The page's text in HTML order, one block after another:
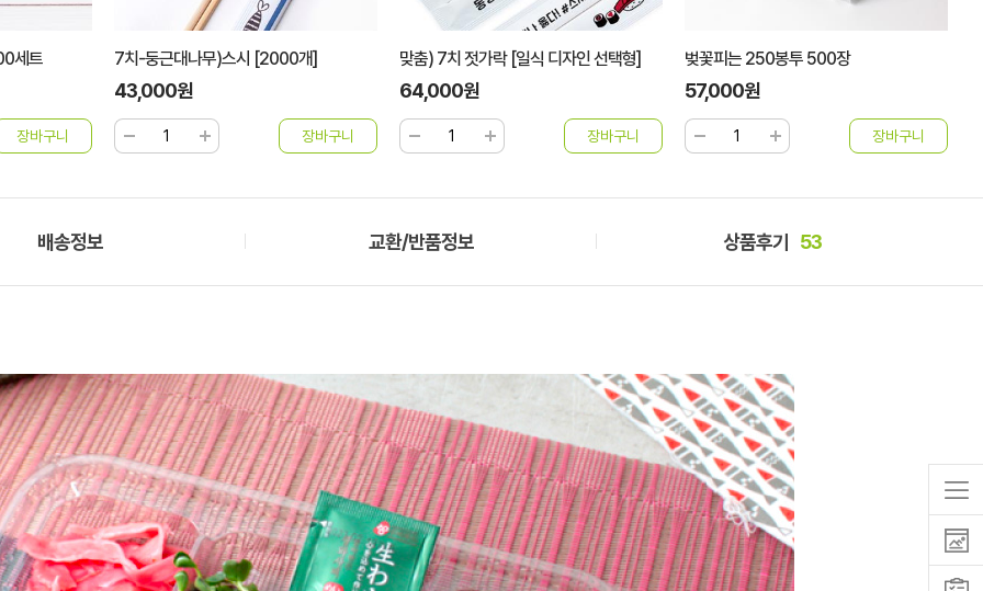
세트 7치-둥근대나무)스시 [2000개]
43,000원
맞춤) 7치 젓가락 [일식 디자인 선택형]
64,000원
벚꽃피는 250봉투 500장
57,000원
배송정보 교환/반품정보 상품후기 53